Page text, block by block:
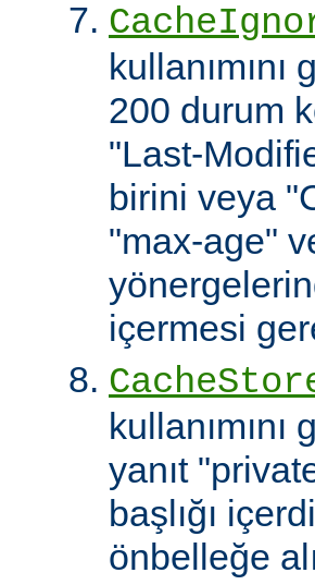
200 durum
"Last-
birini veya
"max-age"
içermesi
yanıt
başlığı
önbelleğe